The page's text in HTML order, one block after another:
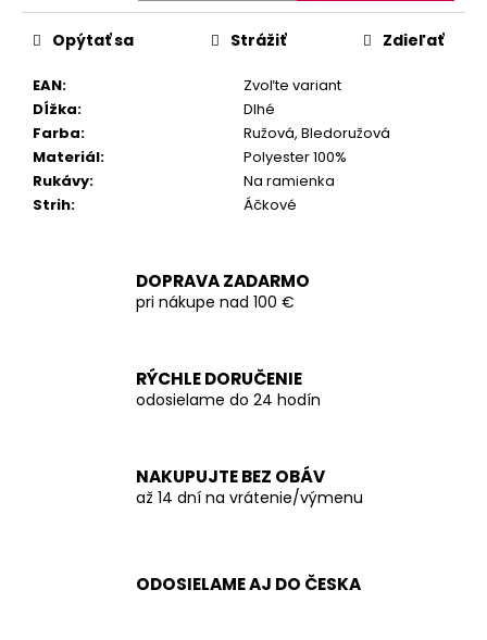
EAN:
Zvoľte variant
Dĺžka:
Dlhé
Farba:
Ružová, Bledoružová
Materiál:
Polyester 100%
Rukávy:
Na ramienka
Strih: Áčkové
Opýtať sa Strážiť Zdieľať
DOPRAVA ZADARMO
pri nákupe nad 100 €
RÝCHLE DORUČENIE
odosielame do 24 hodín
NAKUPUJTE BEZ OBÁV
až 14 dní na vrátenie/výmenu
ODOSIELAME AJ DO ČESKA